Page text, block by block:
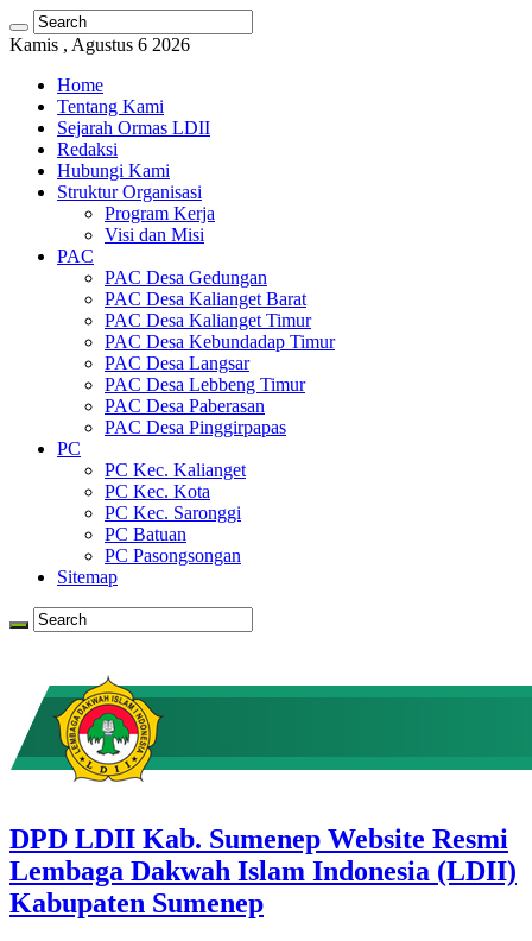
Kamis , Agustus 6 2026
Home
Tentang Kami
Sejarah Ormas LDII
Redaksi
Hubungi Kami
Struktur Organisasi
Program Kerja
Visi dan Misi
PAC
PAC Desa Gedungan
PAC Desa Kalianget Barat
PAC Desa Kalianget Timur
PAC Desa Kebundadap Timur
PAC Desa Langsar
PAC Desa Lebbeng Timur
PAC Desa Paberasan
PAC Desa Pinggirpapas
PC
PC Kec. Kalianget
PC Kec. Kota
PC Kec. Saronggi
PC Batuan
PC Pasongsongan
Sitemap
DPD LDII Kab. Sumenep Website Resmi
Lembaga Dakwah Islam Indonesia (LDII)
Kabupaten Sumenep